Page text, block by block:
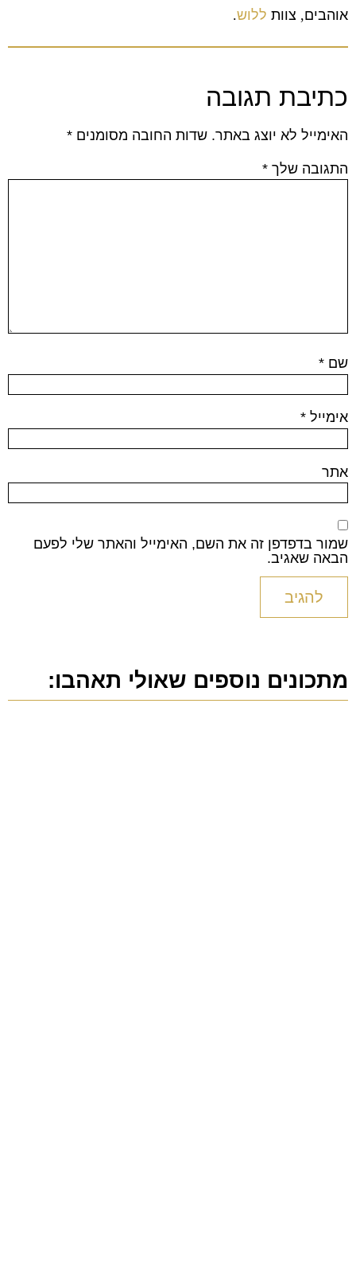
אוהבים, צוות ללוש.
כתיבת תגובה
האימייל לא יוצג באתר. שדות החובה מסומנים *
התגובה שלך *
שם *
אימייל *
אתר
שמור בדפדפן זה את השם, האימייל והאתר שלי לפעם
הבאה שאגיב.
מתכונים נוספים שאולי תאהבו: